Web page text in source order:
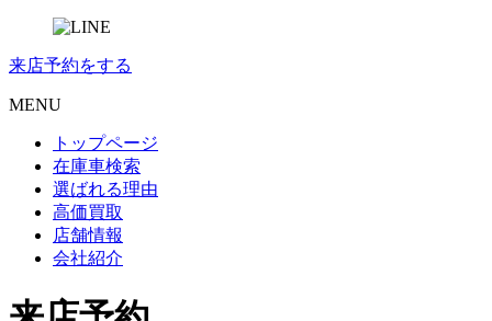
来店予約をする
MENU
トップページ
在庫車検索
選ばれる理由
高価買取
店舗情報
会社紹介